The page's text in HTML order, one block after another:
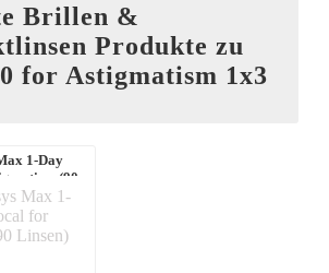
Brillen &
Produkte zu
for Astigmatism 1x3
1-Day
(90